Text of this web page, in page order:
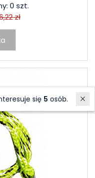
0 szt.
zł
się 5 osób.